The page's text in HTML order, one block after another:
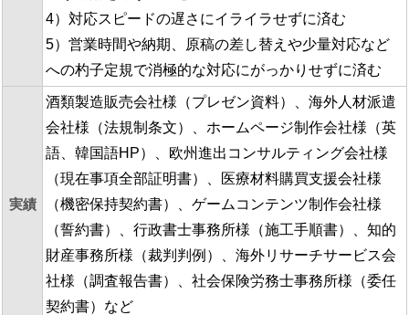
4）対応スピードの遅さにイライラせずに済む
5）営業時間や納期、原稿の差し替えや少量対応など
への杓子定規で消極的な対応にがっかりせずに済む
実績
酒類製造販売会社様（プレゼン資料）、海外人材派遣
会社様（法規制条文）、ホームページ制作会社様（英
語、韓国語HP）、欧州進出コンサルティング会社様
（現在事項全部証明書）、医療材料購買支援会社様
（機密保持契約書）、ゲームコンテンツ制作会社様
（誓約書）、行政書士事務所様（施工手順書）、知的
財産事務所様（裁判判例）、海外リサーチサービス会
社様（調査報告書）、社会保険労務士事務所様（委任
契約書）など